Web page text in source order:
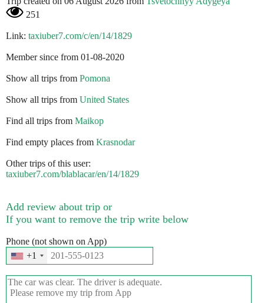
251
Link: taxiuber7.com/c/en/14/1829
Member since from 01-08-2020
Show all trips from Pomona
Show all trips from United States
Find all trips from Maikop
Find empty places from Krasnodar
Other trips of this user:
taxiuber7.com/blablacar/en/14/1829
Add review about trip or
If you want to remove the trip write below
Phone (not shown on App)
+1